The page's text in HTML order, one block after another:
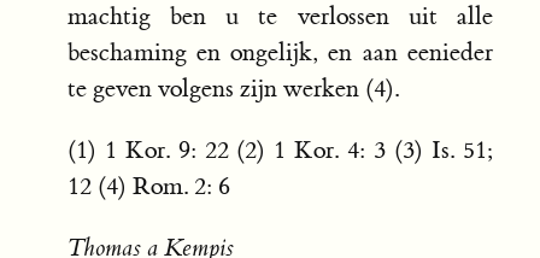
machtig ben u te verlossen uit alle
beschaming en ongelijk, en aan eenieder
te geven volgens zijn werken (4).
(1) 1 Kor. 9: 22 (2) 1 Kor. 4: 3 (3) Is. 51;
12 (4) Rom. 2: 6
Thomas a Kempis